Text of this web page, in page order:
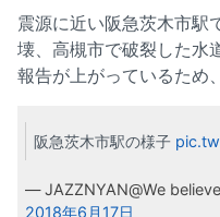
震源に近い阪急茨木市駅
壊、高槻市で破裂した水
報告が上がっているため
阪急茨木市駅の様子
— JAZZNYAN@We
2018年6月17日